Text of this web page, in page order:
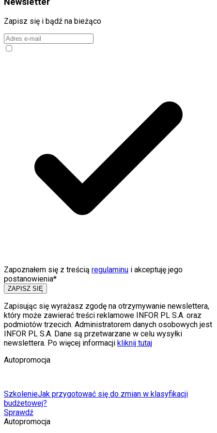
Zapisz się i bądź na bieżąco
Zapoznałem się z treścią regulaminu i akceptuję jego
postanowienia*
ZAPISZ SIĘ
Zapisując się wyrażasz zgodę na otrzymywanie newslettera,
który może zawierać treści reklamowe INFOR PL S.A. oraz
podmiotów trzecich. Administratorem danych osobowych jest
INFOR PL S.A. Dane są przetwarzane w celu wysyłki
newslettera. Po więcej informacji kliknij tutaj
Autopromocja
SzkolenieJak przygotować się do zmian w klasyfikacji
budżetowej?
Sprawdź
Autopromocja